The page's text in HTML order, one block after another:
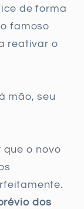
de forma
famoso
reativar o
mão, seu
o novo
dos